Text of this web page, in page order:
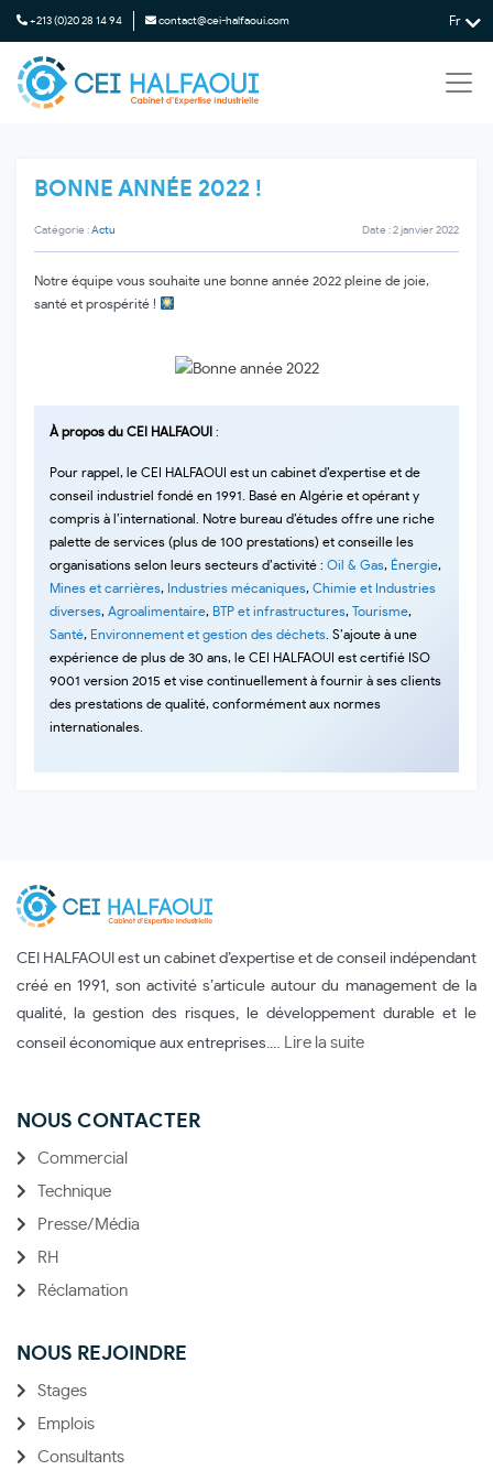
+213 (0)20 28 14 94 contact@cei-halfaoui.com Fr
BONNE ANNÉE 2022 !
Catégorie : Actu Date : 2 janvier 2022
Notre équipe vous souhaite une bonne année 2022 pleine de joie,
santé et prospérité !
À propos du CEI HALFAOUI :
Pour rappel, le CEI HALFAOUI est un cabinet d’expertise et de
conseil industriel fondé en 1991. Basé en Algérie et opérant y
compris à l’international. Notre bureau d’études offre une riche
palette de services (plus de 100 prestations) et conseille les
organisations selon leurs secteurs d’activité : Oil & Gas, Énergie,
Mines et carrières, Industries mécaniques, Chimie et Industries
diverses, Agroalimentaire, BTP et infrastructures, Tourisme,
Santé, Environnement et gestion des déchets . S’ajoute à une
expérience de plus de 30 ans, le CEI HALFAOUI est certifié ISO
9001 version 2015 et vise continuellement à fournir à ses clients
des prestations de qualité, conformément aux normes
internationales.
CEI HALFAOUI est un cabinet d’expertise et de conseil indépendant
créé en 1991, son activité s’articule autour du management de la
qualité, la gestion des risques, le développement durable et le
conseil économique aux entreprises.… Lire la suite
NOUS CONTACTER
Commercial
Technique
Presse/Média
RH
Réclamation
NOUS REJOINDRE
Stages
Emplois
Consultants